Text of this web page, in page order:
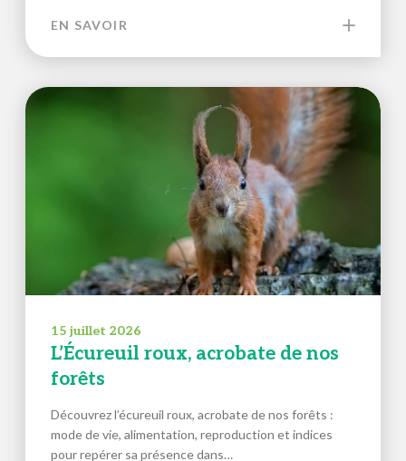
EN SAVOIR
15 juillet 2026
L’Écureuil roux, acrobate de nos
forêts
Découvrez l’écureuil roux, acrobate de nos forêts :
mode de vie, alimentation, reproduction et indices
pour repérer sa présence dans…